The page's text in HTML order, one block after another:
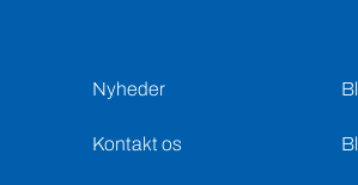
Nyheder
Kontakt os